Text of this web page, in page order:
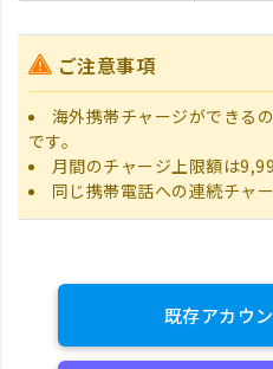
ご注意事項
海外携帯チャージができる
です。
月間のチャージ上限額は
同じ携帯電話への連続チャ
既存アカウ